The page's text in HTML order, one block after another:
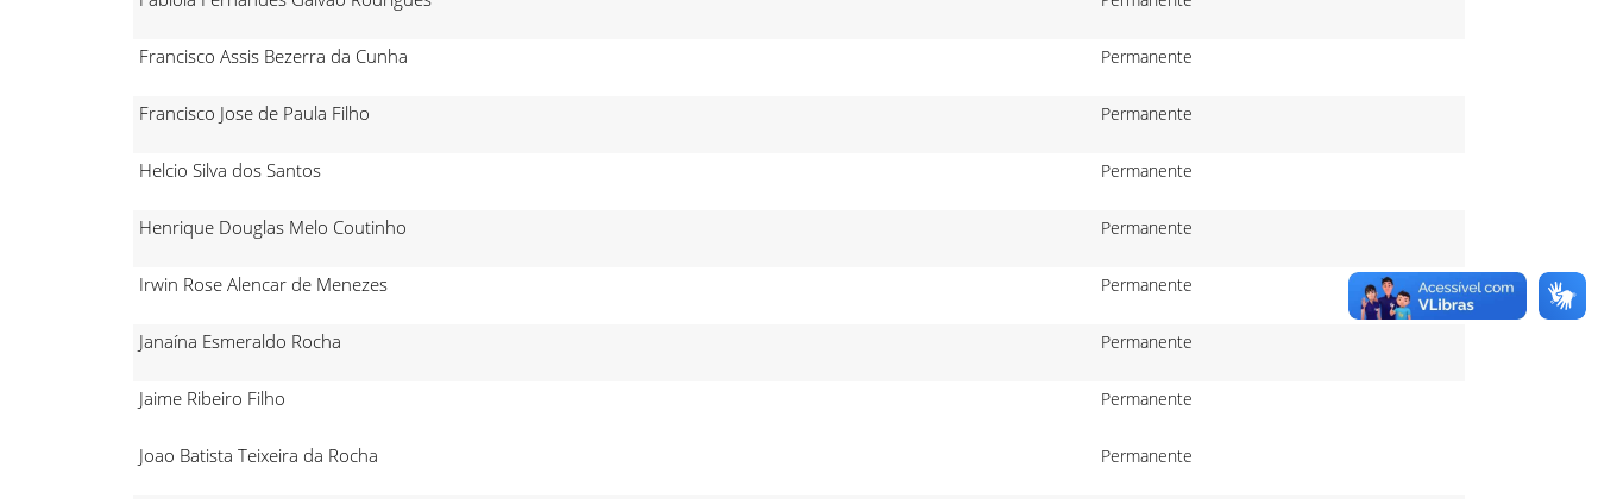
Francisco Assis Bezerra da Cunha Permanente
Francisco Jose de Paula Filho Permanente
Helcio Silva dos Santos Permanente
Henrique Douglas Melo Coutinho Permanente
Irwin Rose Alencar de Menezes Permanente
Janaína Esmeraldo Rocha Permanente
Jaime Ribeiro Filho Permanente
Joao Batista Teixeira da Rocha Permanente